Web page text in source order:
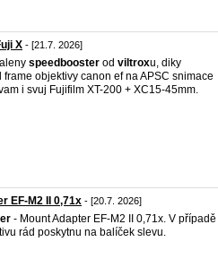
X - [21.7. 2026]
speedbooster od viltroxu, diky
objektivy canon ef na APSC snimace
i svuj Fujifilm XT-200 + XC15-45mm.
EF-M2 II 0,71x - [20.7. 2026]
- Mount Adapter EF-M2 II 0,71x. V případě
rád poskytnu na balíček slevu.